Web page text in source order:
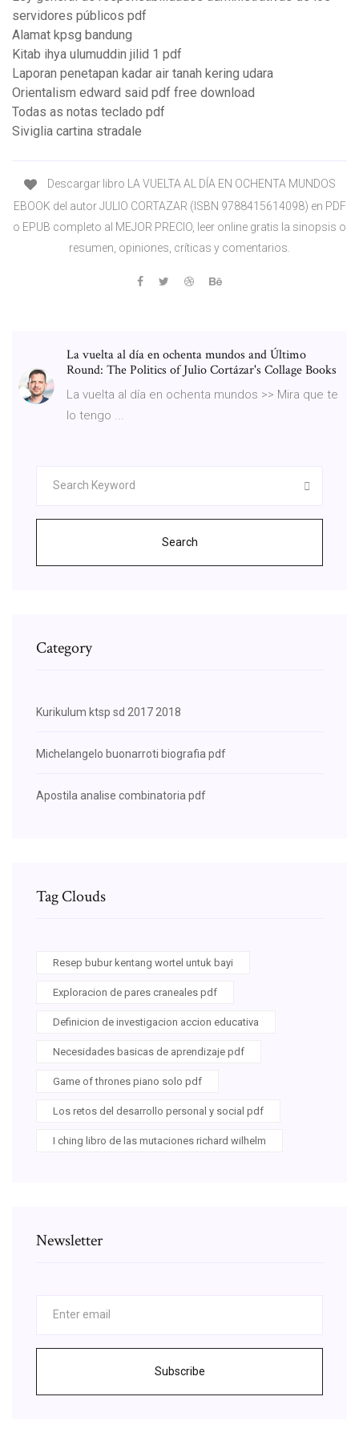
servidores públicos pdf
Alamat kpsg bandung
Kitab ihya ulumuddin jilid 1 pdf
Laporan penetapan kadar air tanah kering udara
Orientalism edward said pdf free download
Todas as notas teclado pdf
Siviglia cartina stradale
Descargar libro LA VUELTA AL DÍA EN OCHENTA MUNDOS
EBOOK del autor JULIO CORTAZAR (ISBN 9788415614098) en PDF
o EPUB completo al MEJOR PRECIO, leer online gratis la sinopsis o
resumen, opiniones, críticas y comentarios.
La vuelta al día en ochenta mundos and Último
Round: The Politics of Julio Cortázar's Collage Books
La vuelta al día en ochenta mundos >> Mira que te
lo tengo ...
Search
Category
Kurikulum ktsp sd 2017 2018
Michelangelo buonarroti biografia pdf
Apostila analise combinatoria pdf
Tag Clouds
Resep bubur kentang wortel untuk bayi
Exploracion de pares craneales pdf
Definicion de investigacion accion educativa
Necesidades basicas de aprendizaje pdf
Game of thrones piano solo pdf
Los retos del desarrollo personal y social pdf
I ching libro de las mutaciones richard wilhelm
Newsletter
Subscribe